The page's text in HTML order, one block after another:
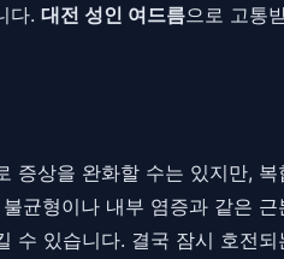
다. 대전 성인 여드름으로 고통
상을 완화할 수는 있지만,
균형이나 내부 염증과 같은
수 있습니다. 결국 잠시 호전